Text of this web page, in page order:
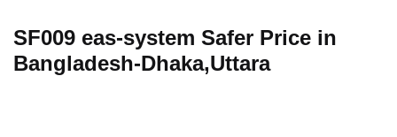
SF009 eas-system Safer Price in
Bangladesh-Dhaka,Uttara